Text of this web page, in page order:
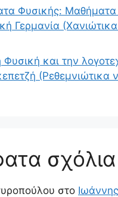
Φυσικής: Μαθήματα
Γερμανία
και την
(Ρεθεμνιώτικα
σχόλια
στο Ιωάννης